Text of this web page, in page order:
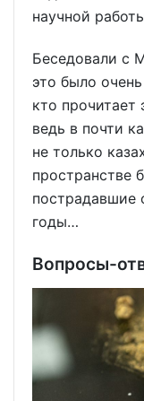
научной
Беседовали с
это было
кто
ведь в почти
не только
пространстве
пострадавшие
годы…
Вопросы-